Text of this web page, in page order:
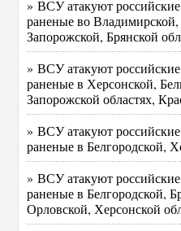
» ВСУ атакуют
раненые во
Запорожской, Брянской
» ВСУ атакуют
раненые в Херсонской,
Запорожской областях,
» ВСУ атакуют
раненые в Белгородской,
» ВСУ атакуют
раненые в Белгородской,
Орловской, Херсонской